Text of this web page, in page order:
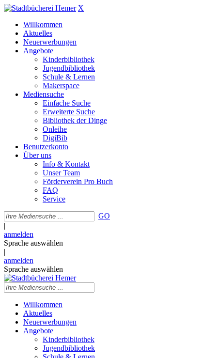
X
Willkommen
Aktuelles
Neuerwerbungen
Angebote
Kinderbibliothek
Jugendbibliothek
Schule & Lernen
Makerspace
Mediensuche
Einfache Suche
Erweiterte Suche
Bibliothek der Dinge
Onleihe
DigiBib
Benutzerkonto
Über uns
Info & Kontakt
Unser Team
Förderverein Pro Buch
FAQ
Service
GO
|
anmelden
Sprache auswählen
|
anmelden
Sprache auswählen
Willkommen
Aktuelles
Neuerwerbungen
Angebote
Kinderbibliothek
Jugendbibliothek